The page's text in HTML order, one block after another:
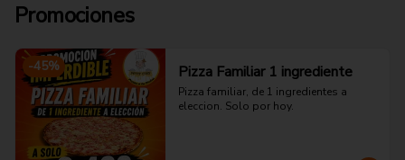
Promociones
-45% Pizza Familiar 1 ingrediente
Pizza familiar, de 1 ingredientes a
eleccion. Solo por hoy.